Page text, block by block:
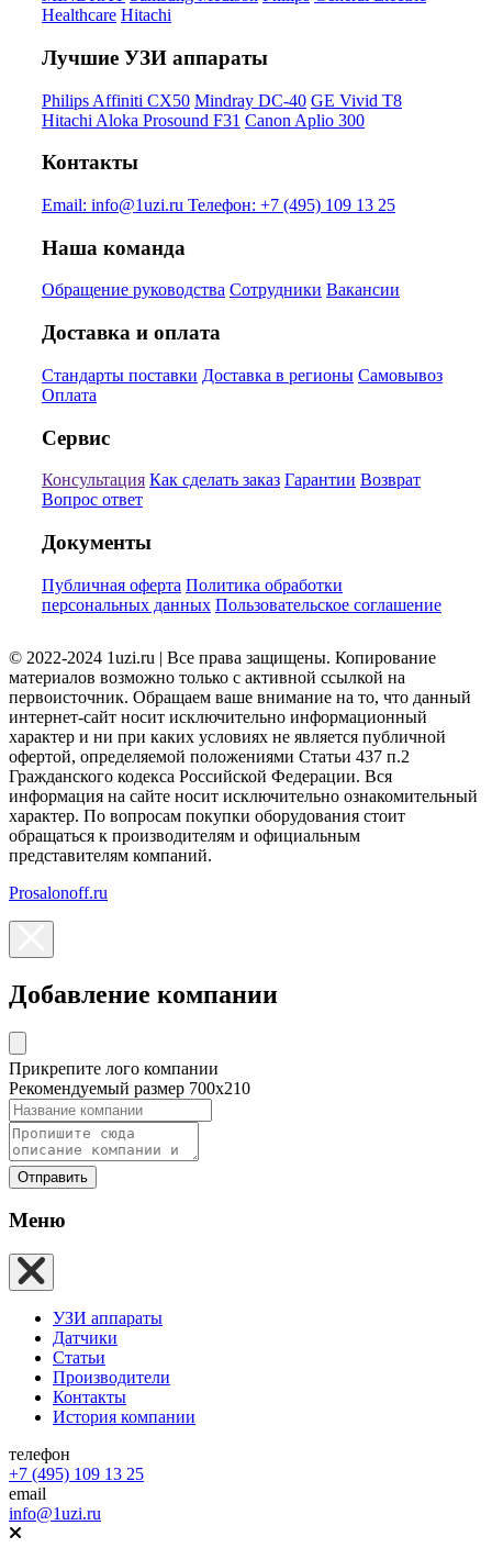
Healthcare Hitachi
Лучшие УЗИ аппараты
Philips Affiniti CX50 Mindray DC-40 GE Vivid T8
Hitachi Aloka Prosound F31 Canon Aplio 300
Контакты
Email: info@1uzi.ru Телефон: +7 (495) 109 13 25
Наша команда
Обращение руководства Сотрудники Вакансии
Доставка и оплата
Стандарты поставки Доставка в регионы Самовывоз
Оплата
Сервис
Консультация Как сделать заказ Гарантии Возврат
Вопрос ответ
Документы
Публичная оферта Политика обработки
персональных данных Пользовательское соглашение
© 2022-2024 1uzi.ru | Все права защищены. Копирование
материалов возможно только с активной ссылкой на
первоисточник. Обращаем ваше внимание на то, что данный
интернет-сайт носит исключительно информационный
характер и ни при каких условиях не является публичной
офертой, определяемой положениями Статьи 437 п.2
Гражданского кодекса Российской Федерации. Вся
информация на сайте носит исключительно ознакомительный
характер. По вопросам покупки оборудования стоит
обращаться к производителям и официальным
представителям компаний.
Prosalonoff.ru
Добавление компании
Прикрепите лого компании
Рекомендуемый размер 700х210
Отправить
Меню
УЗИ аппараты
Датчики
Статьи
Производители
Контакты
История компании
телефон
+7 (495) 109 13 25
email
info@1uzi.ru